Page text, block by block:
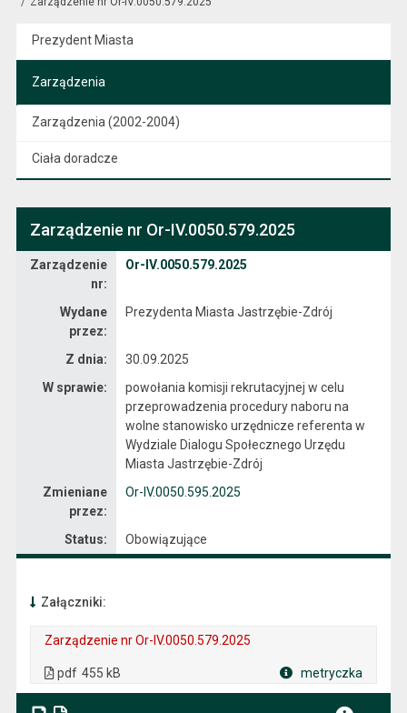
Prezydent Miasta
Zarządzenia
Zarządzenia (2002-2004)
Ciała doradcze
Zarządzenie nr Or-IV.0050.579.2025
Zarządzenie
nr:
Or-IV.0050.579.2025
Wydane
przez:
Prezydenta Miasta Jastrzębie-Zdrój
Z dnia:
30.09.2025
W sprawie:
powołania komisji rekrutacyjnej w celu
przeprowadzenia procedury naboru na
wolne stanowisko urzędnicze referenta w
Wydziale Dialogu Społecznego Urzędu
Miasta Jastrzębie-Zdrój
Zmieniane
przez:
Or-IV.0050.595.2025
Status: Obowiązujące
Załączniki:
Zarządzenie nr Or-IV.0050.579.2025
pdf 455 kB metryczka